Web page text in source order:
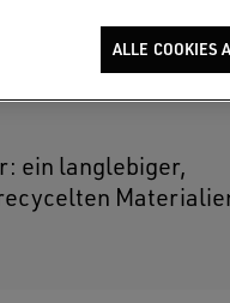
ein langlebiger,
ALLE COOKIES